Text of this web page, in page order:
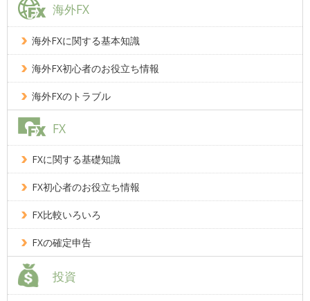
海外FX
海外FXに関する基本知識
海外FX初心者のお役立ち情報
海外FXのトラブル
FX
FXに関する基礎知識
FX初心者のお役立ち情報
FX比較いろいろ
FXの確定申告
投資